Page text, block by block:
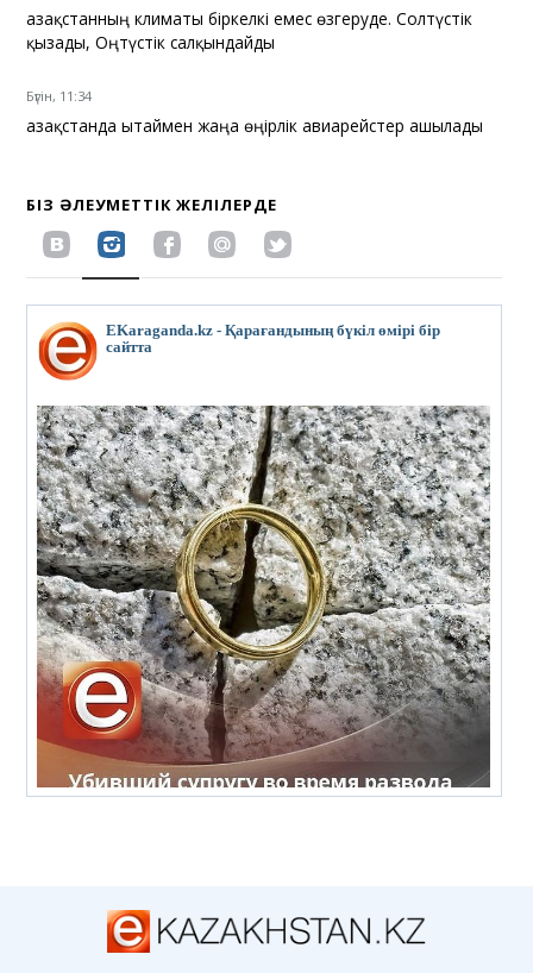
Қазақстанның климаты біркелкі емес өзгеруде. Солтүстік
қызады, Оңтүстік салқындайды
Бүгін, 11:34
Қазақстанда Қытаймен жаңа өңірлік авиарейстер ашылады
БІЗ ӘЛЕУМЕТТІК ЖЕЛІЛЕРДЕ
EKaraganda.kz - Қарағандының бүкіл өмірі бір
сайтта